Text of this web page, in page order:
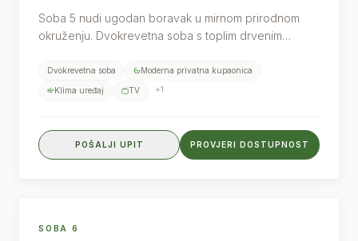
Soba 5 nudi ugodan boravak u mirnom prirodnom
okruženju. Dvokrevetna soba s toplim drvenim
pogledom na vrt.
Dvokrevetna soba Moderna privatna kupaonica
Klima uređaj TV +1
POŠALJI UPIT PROVJERI DOSTUPNOST
SOBA 6